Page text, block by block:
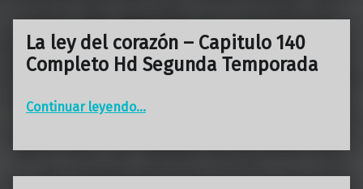
La ley del corazón – Capitulo 140
Completo Hd Segunda Temporada
Continuar leyendo“La ley del corazón – Capitulo 140 Completo Hd Segunda Temporada”
…